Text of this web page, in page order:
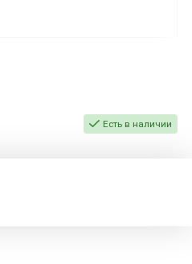
Есть в наличии